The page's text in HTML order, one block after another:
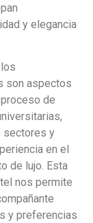
y elegancia
son aspectos
de
sectores y
en el
de lujo. Esta
nos permite
y preferencias